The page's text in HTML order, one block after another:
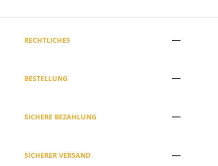
RECHTLICHES
BESTELLUNG
SICHERE BEZAHLUNG
SICHERER VERSAND